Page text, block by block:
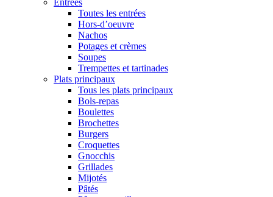
Entrées
Toutes les entrées
Hors-d’oeuvre
Nachos
Potages et crèmes
Soupes
Trempettes et tartinades
Plats principaux
Tous les plats principaux
Bols-repas
Boulettes
Brochettes
Burgers
Croquettes
Gnocchis
Grillades
Mijotés
Pâtés